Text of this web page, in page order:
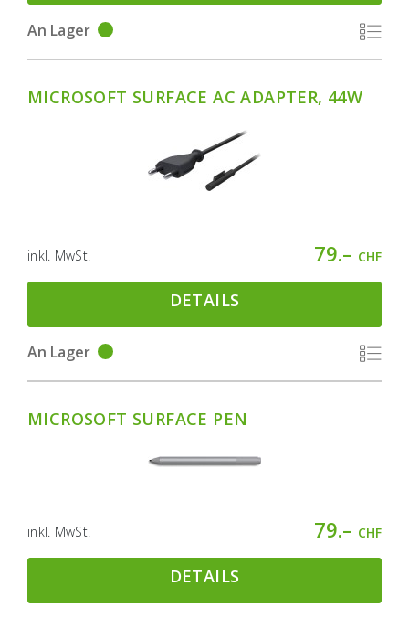
An Lager
MICROSOFT SURFACE AC ADAPTER, 44W
inkl. MwSt. 79.– CHF
DETAILS
An Lager
MICROSOFT SURFACE PEN
inkl. MwSt. 79.– CHF
DETAILS